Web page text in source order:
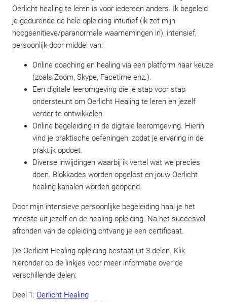
Oerlicht healing te leren is voor iedereen anders. Ik begeleid
je gedurende de hele opleiding intuïtief (ik zet mijn
hoogsenitieve/paranormale waarnemingen in), intensief,
persoonlijk door middel van:
Online coaching en healing via een platform naar keuze
(zoals Zoom, Skype, Facetime enz.).
Een digitale leeromgeving die je stap voor stap
ondersteunt om Oerlicht Healing te leren en jezelf
verder te ontwikkelen.
Online begeleiding in de digitale leeromgeving. Hierin
vind je praktische oefeningen, zodat je ervaring in de
praktijk opdoet.
Diverse inwijdingen waarbij ik vertel wat we precies
doen. Blokkades worden opgelost en jouw Oerlicht
healing kanalen worden geopend.
Door mijn intensieve persoonlijke begeleiding haal je het
meeste uit jezelf en de healing opleiding. Na het succesvol
afronden van de opleiding ontvang je een certificaat.
De Oerlicht Healing opleiding bestaat uit 3 delen. Klik
hieronder op de linkjes voor meer informatie over de
verschillende delen:
Deel 1: Oerlicht Healing